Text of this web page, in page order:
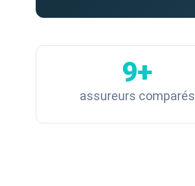
9+
assureurs comparés